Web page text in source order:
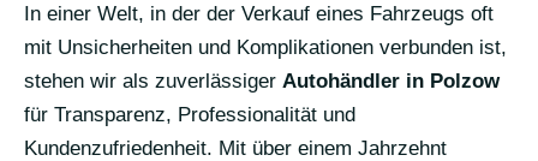
In einer Welt, in der der Verkauf eines Fahrzeugs oft
mit Unsicherheiten und Komplikationen verbunden ist,
stehen wir als zuverlässiger Autohändler in Polzow
für Transparenz, Professionalität und
Kundenzufriedenheit. Mit über einem Jahrzehnt